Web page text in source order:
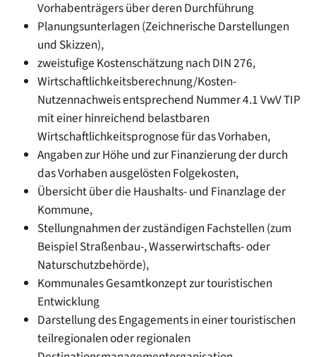
Vorhabenträgers über deren Durchführung
Planungsunterlagen (Zeichnerische Darstellungen
und Skizzen),
zweistufige Kostenschätzung nach DIN 276,
Wirtschaftlichkeitsberechnung/Kosten-
Nutzennachweis entsprechend Nummer 4.1 VwV TIP
mit einer hinreichend belastbaren
Wirtschaftlichkeitsprognose für das Vorhaben,
Angaben zur Höhe und zur Finanzierung der durch
das Vorhaben ausgelösten Folgekosten,
Übersicht über die Haushalts- und Finanzlage der
Kommune,
Stellungnahmen der zuständigen Fachstellen (zum
Beispiel Straßenbau-, Wasserwirtschafts- oder
Naturschutzbehörde),
Kommunales Gesamtkonzept zur touristischen
Entwicklung
Darstellung des Engagements in einer touristischen
teilregionalen oder regionalen